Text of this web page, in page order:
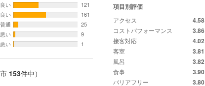
い
121
良い
161
普通
25
悪い
9
い
1
153件中）
項目別評価
アクセス 4.58
コストパフォーマンス 3.86
接客対応 4.02
客室 3.81
風呂 3.82
食事 3.90
バリアフリー 3.80